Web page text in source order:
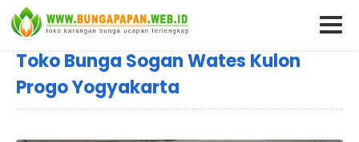
Toko Bunga Sogan Wates Kulon
Progo Yogyakarta